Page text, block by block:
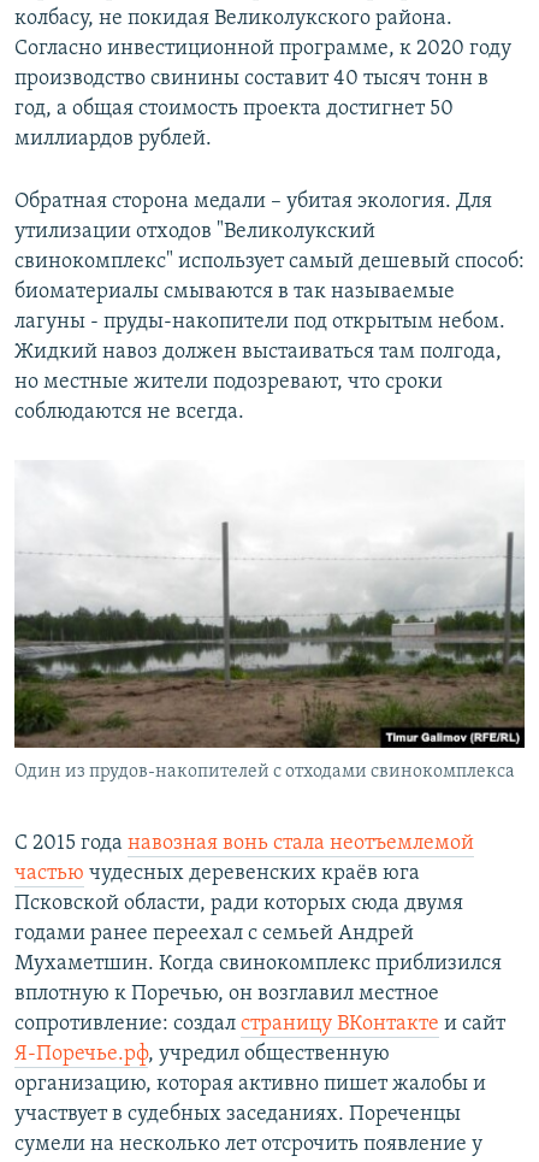
колбасу, не покидая Великолукского района.
Согласно инвестиционной программе, к 2020 году
производство свинины составит 40 тысяч тонн в
год, а общая стоимость проекта достигнет 50
миллиардов рублей.
Обратная сторона медали – убитая экология. Для
утилизации отходов "Великолукский
свинокомплекс" использует самый дешевый способ:
биоматериалы смываются в так называемые
лагуны - пруды-накопители под открытым небом.
Жидкий навоз должен выстаиваться там полгода,
но местные жители подозревают, что сроки
соблюдаются не всегда.
Один из прудов-накопителей с отходами свинокомплекса
С 2015 года навозная вонь стала неотъемлемой
частью чудесных деревенских краёв юга
Псковской области, ради которых сюда двумя
годами ранее переехал с семьей Андрей
Мухаметшин. Когда свинокомплекс приблизился
вплотную к Поречью, он возглавил местное
сопротивление: создал страницу ВКонтакте и сайт
Я-Поречье.рф, учредил общественную
организацию, которая активно пишет жалобы и
участвует в судебных заседаниях. ​Пореченцы
сумели на несколько лет отсрочить появление у